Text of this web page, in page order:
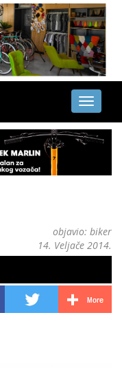
Toggle
objavio: biker
14. Veljače 2014.